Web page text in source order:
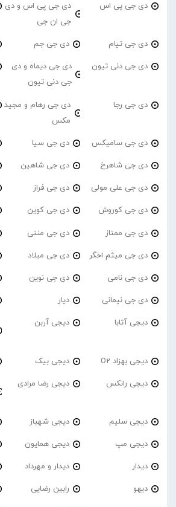
دی جی پی اس
دی جی پی اس و دی
جی ان جی
دی جی تیام دی جی جم
دی جی دنی تیون
دی جی دیماه و دی
جی دنی تیون
دی جی رجا
دی جی رهام و مجید
مکس
دی جی سامیکس دی جی سیا
دی جی شاهرخ دی جی شاهین
دی جی علی مولی دی جی فراز
دی جی کوروش دی جی کوین
دی جی ممتاز دی جی منتی
دی جی میثم اخگر دی جی میلاد
دی جی نامی دی جی نوین
دی جی نیمانی دیار
دیجی آتابا دیجی آربن
دیجی بهزاد O2 دیجی بیک
دیجی رانکس دیجی رضا مرادی
دیجی سلیم دیجی شهباز
دیجی مپ دیجی همایون
دیدار دیدار و مهرداد
دیهو رابین رضایی